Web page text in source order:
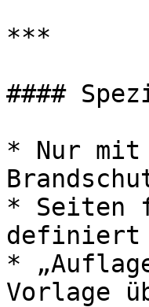
***
####
* Nur mit
* Seiten
definiert
*
Vorlage